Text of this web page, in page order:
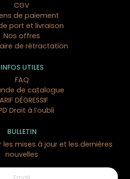
CGV
de paiement
port et livraison
Nos offres
de rétractation
INFOS UTILES
FAQ
de catalogue
DÉGRESSIF
Droit à l’oubli
BULLETIN
mises à jour et les dernières
nouvelles